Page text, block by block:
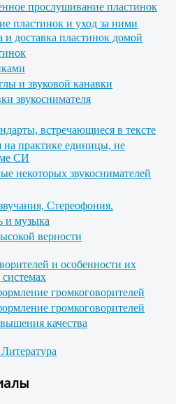
прослушивание пластинок
пластинок и уход за ними
доставка пластинок домой
и звуковой канавки
звукоснимателя
встречающиеся в тексте
практике единицы, не
СИ
некоторых звукоснимателей
Стереофония.
и музыка
верности
и особенности их
громкоговорителей
громкоговорителей
качества